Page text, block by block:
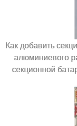
Как добавить
алюминиевого
секционной